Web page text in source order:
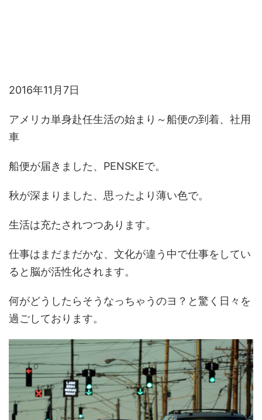
2016年11月7日
アメリカ単身赴任生活の始まり～船便の到着、社用
車
船便が届きました、PENSKEで。
秋が深まりました、思ったより薄い色で。
生活は充たされつつあります。
仕事はまだまだかな、文化が違う中で仕事をしてい
ると脳が活性化されます。
何がどうしたらそうなっちゃうのヨ？と驚く日々を
過ごしております。